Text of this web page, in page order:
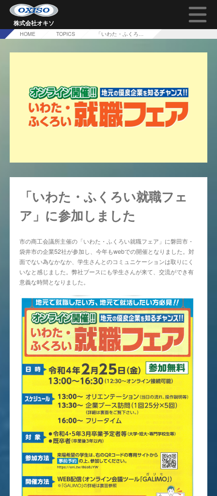
株式会社オキソ
TOP
オキソの技術について
会社概要
HOME TOPICS 「いわた・ふくろい就職フェア」に参加しました
「いわた・ふくろい就職フェ
ア」に参加しました
市の商工会議所主催の「いわた・ふくろい就職フェア」に磐田市・
袋井市の企業52社が参加し、今年もwebでの開催となりました。対
面でない為なかなか、学生さんとのコミュニケーションは取りにく
いなと感じました。弊社ブースにも学生さんが来て、交流ができ有
意義な時間となりました。